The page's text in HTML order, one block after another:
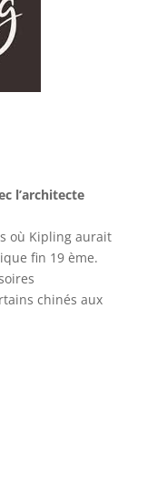
l’architecte
où Kipling aurait
fin 19 ème.
chinés aux